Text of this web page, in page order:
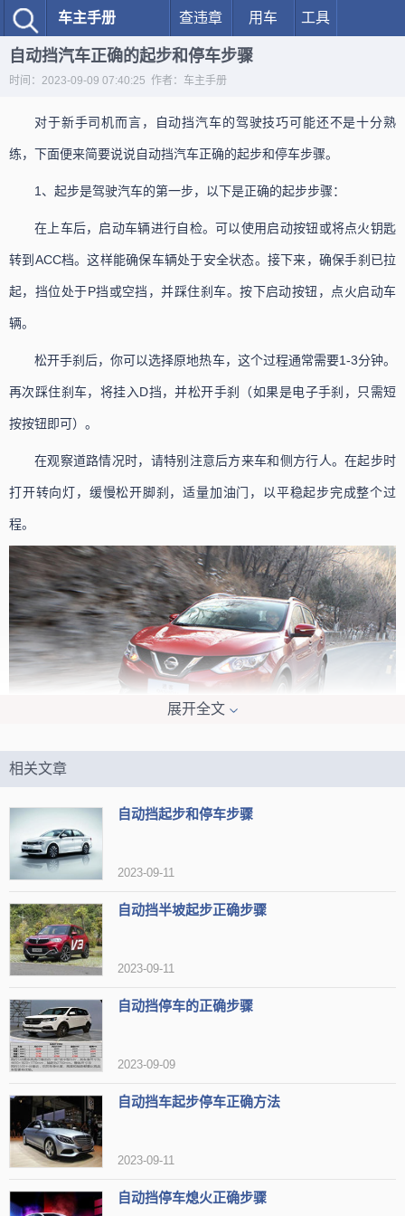
车主手册 查违章 用车 工具
自动挡汽车正确的起步和停车步骤
时间：2023-09-09 07:40:25 作者：车主手册
对于新手司机而言，自动挡汽车的驾驶技巧可能还不是十分熟
练，下面便来简要说说自动挡汽车正确的起步和停车步骤。
1、起步是驾驶汽车的第一步，以下是正确的起步步骤：
在上车后，启动车辆进行自检。可以使用启动按钮或将点火钥匙
转到ACC档。这样能确保车辆处于安全状态。接下来，确保手刹已拉
起，挡位处于P挡或空挡，并踩住刹车。按下启动按钮，点火启动车
辆。
松开手刹后，你可以选择原地热车，这个过程通常需要1-3分钟。
再次踩住刹车，将挂入D挡，并松开手刹（如果是电子手刹，只需短
按按钮即可）。
在观察道路情况时，请特别注意后方来车和侧方行人。在起步时
打开转向灯，缓慢松开脚刹，适量加油门，以平稳起步完成整个过
程。
2、停车是驾驶中同样重要的一步，下面是正确的停车步骤：
首先，松开油门，踩住刹车，将车辆平稳停下。将挡位从D挡换
至N挡，并拉紧手刹（如果是电子手刹，向上提即可）。松开脚刹，
但不要关闭电源。这样可以确保车辆在手刹的作用下完全停稳，防止
踩住刹车踏板，将挂档从N挡换回P挡，然后松开刹车踏板，完成
熄火停车。最后，关闭车窗和车门，确保车内物品安全。
展开全文
相关文章
自动挡起步和停车步骤
2023-09-11
自动挡半坡起步正确步骤
2023-09-11
自动挡停车的正确步骤
2023-09-09
自动挡车起步停车正确方法
2023-09-11
自动挡停车熄火正确步骤